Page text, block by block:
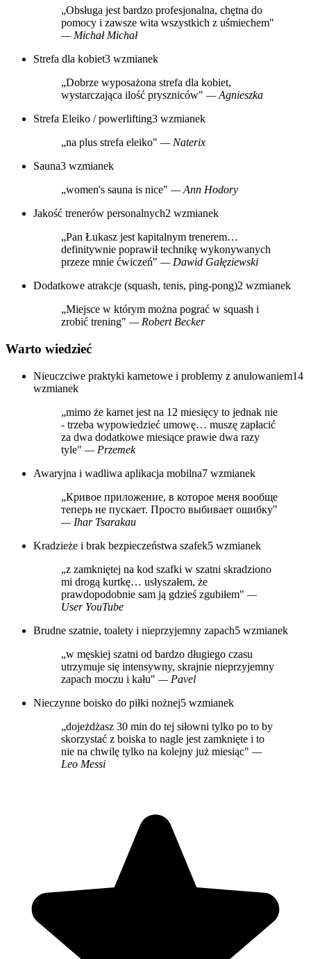
„Obsługa jest bardzo profesjonalna, chętna do
pomocy i zawsze wita wszystkich z uśmiechem"
— Michał Michał
Strefa dla kobiet3 wzmianek
„Dobrze wyposażona strefa dla kobiet,
wystarczająca ilość pryszniców" — Agnieszka
Strefa Eleiko / powerlifting3 wzmianek
„na plus strefa eleiko" — Naterix
Sauna3 wzmianek
„women's sauna is nice" — Ann Hodory
Jakość trenerów personalnych2 wzmianek
„Pan Łukasz jest kapitalnym trenerem…
definitywnie poprawił technikę wykonywanych
przeze mnie ćwiczeń" — Dawid Gałęziewski
Dodatkowe atrakcje (squash, tenis, ping-pong)2 wzmianek
„Miejsce w którym można pograć w squash i
zrobić trening" — Robert Becker
Warto wiedzieć
Nieuczciwe praktyki karnetowe i problemy z anulowaniem14
wzmianek
„mimo że karnet jest na 12 miesięcy to jednak nie
- trzeba wypowiedzieć umowę… muszę zapłacić
za dwa dodatkowe miesiące prawie dwa razy
tyle" — Przemek
Awaryjna i wadliwa aplikacja mobilna7 wzmianek
„Кривое приложение, в которое меня вообще
теперь не пускает. Просто выбивает ошибку"
— Ihar Tsarakau
Kradzieże i brak bezpieczeństwa szafek5 wzmianek
„z zamkniętej na kod szafki w szatni skradziono
mi drogą kurtkę… usłyszałem, że
prawdopodobnie sam ją gdzieś zgubiłem" —
User YouTube
Brudne szatnie, toalety i nieprzyjemny zapach5 wzmianek
„w męskiej szatni od bardzo długiego czasu
utrzymuje się intensywny, skrajnie nieprzyjemny
zapach moczu i kału" — Pavel
Nieczynne boisko do piłki nożnej5 wzmianek
„dojeżdżasz 30 min do tej siłowni tylko po to by
skorzystać z boiska to nagle jest zamknięte i to
nie na chwilę tylko na kolejny już miesiąc" —
Leo Messi